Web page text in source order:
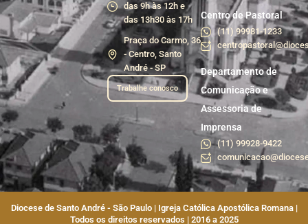
das 9h às 12h e
das 13h30 às 17h
Praça do Carmo, 36
- Centro, Santo
André - SP
Trabalhe conosco
Centro de Pastoral
(11) 99981-1233
Departamento de
Comunicação e
Assessoria de
Imprensa
(11) 99928-9422
Diocese de Santo André - São Paulo | Igreja Católica Apostólica Romana |
Todos os direitos reservados | 2016 a 2025